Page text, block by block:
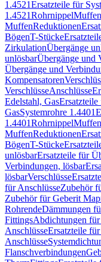
1.4521Ersatzteile für
1.4521RohrnippelMuffen
MuffenReduktionen
BögenT-Stücke
ZirkulationÜbergänge
unlösbarÜbergänge und
Übergänge und
Kompensatoren
VerschlüsseAnschlüsse
Edelstahl, GasErsatzteile
GasSystemrohre 1.4401
1.4401RohrnippelMuffen
MuffenReduktionen
BögenT-Stücke
unlösbarErsatzteile für
Verbindungen, lösbar
lösbarVerschlüsse
für AnschlüsseZubehör
Zubehör für Geberit
RohrendeDämmungen
FittingsAbdichtungen
AnschlüsseErsatzteile
Anschlüsse
Flanschverbindungen